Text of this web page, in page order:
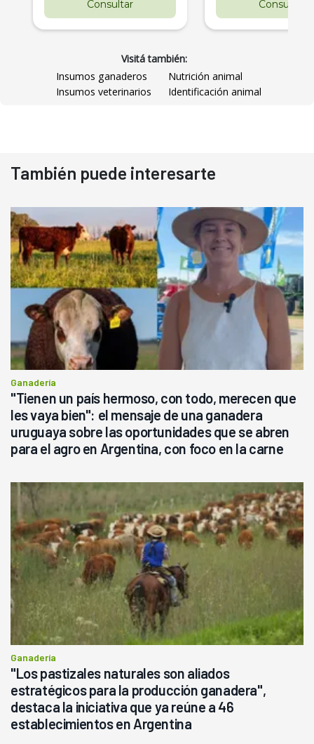
Consultar Consultar
Visitá también:
Insumos ganaderos
Nutrición animal
Insumos veterinarios
Identificación animal
También puede interesarte
Ganadería
"Tienen un país hermoso, con todo, merecen que
les vaya bien": el mensaje de una ganadera
uruguaya sobre las oportunidades que se abren
para el agro en Argentina, con foco en la carne
Ganadería
"Los pastizales naturales son aliados
estratégicos para la producción ganadera",
destaca la iniciativa que ya reúne a 46
establecimientos en Argentina